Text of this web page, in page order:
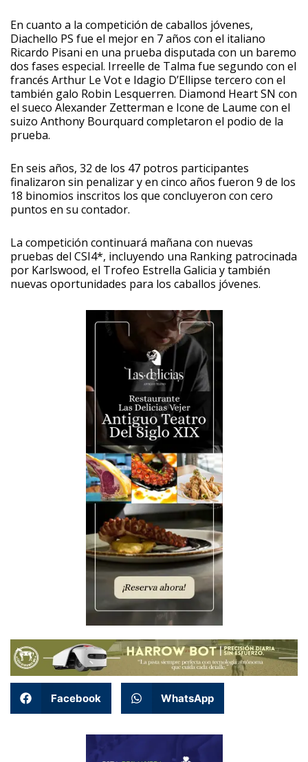
En cuanto a la competición de caballos jóvenes,
Diachello PS fue el mejor en 7 años con el italiano
Ricardo Pisani en una prueba disputada con un baremo
dos fases especial. Irreelle de Talma fue segundo con el
francés Arthur Le Vot e Idagio D’Ellipse tercero con el
también galo Robin Lesquerren. Diamond Heart SN con
el sueco Alexander Zetterman e Icone de Laume con el
suizo Anthony Bourquard completaron el podio de la
prueba.
En seis años, 32 de los 47 potros participantes
finalizaron sin penalizar y en cinco años fueron 9 de los
18 binomios inscritos los que concluyeron con cero
puntos en su contador.
La competición continuará mañana con nuevas
pruebas del CSI4*, incluyendo una Ranking patrocinada
por Karlswood, el Trofeo Estrella Galicia y también
nuevas oportunidades para los caballos jóvenes.
Facebook WhatsApp